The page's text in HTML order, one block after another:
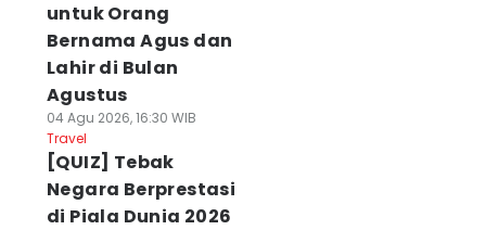
untuk Orang
Bernama Agus dan
Lahir di Bulan
Agustus
04 Agu 2026, 16:30 WIB
Travel
[QUIZ] Tebak
Negara Berprestasi
di Piala Dunia 2026